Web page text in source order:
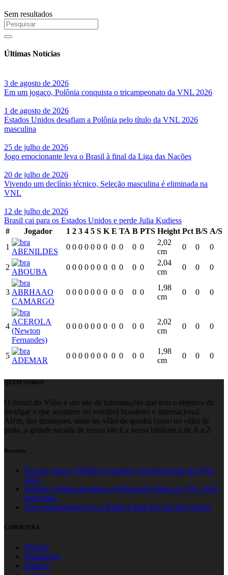
Sem resultados
Últimas Notícias
3 de agosto de 2026
Em um jogaço, Polônia conquista o tricampeonato da VNL 2026
1 de agosto de 2026
Estados Unidos desafiam a Polônia pelo título da VNL 2026
masculina
25 de julho de 2026
Jogo emocionante leva o Brasil à final da Liga das Nações
20 de julho de 2026
Vivendo um declínio técnico, Seleção masculina é eliminada na
VNL
12 de julho de 2026
Brasil cai para os Estados Unidos e perde Julia Kudiess
#
Jogador 1 2 3 4 5 S K E TA B PTS Height Pct B/S A/S
1
ABENILDES
0 0 0 0 0 0 0 0 0 0 0
2,02
cm
0 0 0
2
ABOUBA
0 0 0 0 0 0 0 0 0 0 0
2,04
cm
0 0 0
3 ABRHAAO
CAMARGO
0 0 0 0 0 0 0 0 0 0 0
1,98
cm
0 0 0
4
ACEROLA
(Newton
Fernandes)
0 0 0 0 0 0 0 0 0 0 0
2,02
cm
0 0 0
5
ADEMAR
0 0 0 0 0 0 0 0 0 0 0
1,98
cm
0 0 0
QUEM SOMOS
O Jornal do Vôlei é um site de informações que tem o objetivo de
divulgar o que acontece no voleibol brasileiro e internacional.
Além, dos destaques, tanto no vôlei de quadra como no vôlei de
praia, a grande sacada de nosso site é a nossa biblioteca de A a Z
Recentes
Em um jogaço, Polônia conquista o tricampeonato da VNL
2026
Estados Unidos desafiam a Polônia pelo título da VNL 2026
masculina
Jogo emocionante leva o Brasil à final da Liga das Nações
COBERTURA
Paulista
Paranaense
Mineiro